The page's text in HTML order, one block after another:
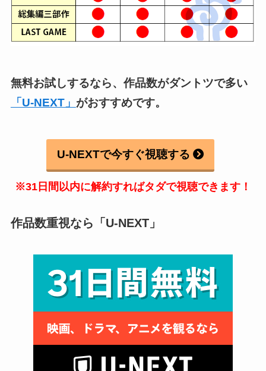
無料お試しするなら、作品数がダントツで多い
「U-NEXT」 がおすすめです。
U-NEXTで今すぐ視聴する
※31日間以内に解約すればタダで視聴できます！
作品数重視なら「U-NEXT」